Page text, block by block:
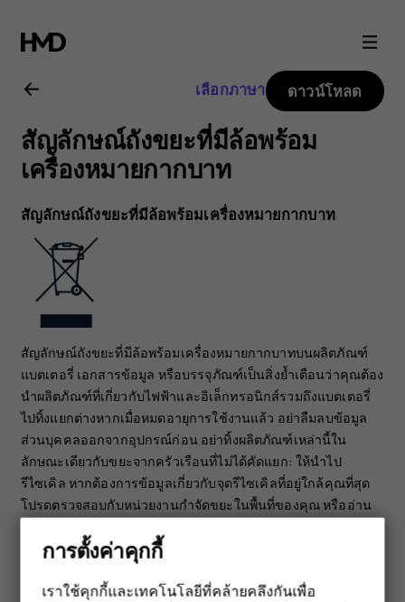
คู่มือ
ผู้
ใช้
Nokia
105
4G
เลือกภาษา ดาวน์โหลด
สัญลักษณ์ถังขยะที่มีล้อพร้อม
เครื่องหมายกากบาท
สัญลักษณ์ถังขยะที่มีล้อพร้อมเครื่องหมายกากบาท
สัญลักษณ์ถังขยะที่มีล้อพร้อมเครื่องหมายกากบาทบนผลิตภัณฑ์
แบตเตอรี่ เอกสารข้อมูล หรือบรรจุภัณฑ์เป็นสิ่งย้ำเตือนว่าคุณต้อง
นำผลิตภัณฑ์ที่เกี่ยวกับไฟฟ้าและอิเล็กทรอนิกส์รวมถึงแบตเตอรี่
ไปทิ้งแยกต่างหากเมื่อหมดอายุการใช้งานแล้ว อย่าลืมลบข้อมูล
ส่วนบุคคลออกจากอุปกรณ์ก่อน อย่าทิ้งผลิตภัณฑ์เหล่านี้ใน
ลักษณะเดียวกับขยะจากครัวเรือนที่ไม่ได้คัดแยก: ให้นำไป
รีไซเคิล หากต้องการข้อมูลเกี่ยวกับจุดรีไซเคิลที่อยู่ใกล้คุณที่สุด
โปรดตรวจสอบกับหน่วยงานกำจัดขยะในพื้นที่ของคุณ หรืออ่าน
ประเทศของคุณได้ที่
การตั้งค่าคุกกี้
เราใช้คุกกี้และเทคโนโลยีที่คล้ายคลึงกันเพื่อ